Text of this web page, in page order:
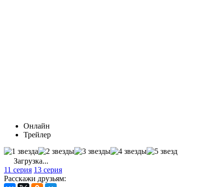
Онлайн
Трейлер
Загрузка...
11 серия 13 серия
Расскажи друзьям: